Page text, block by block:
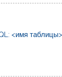
<имя